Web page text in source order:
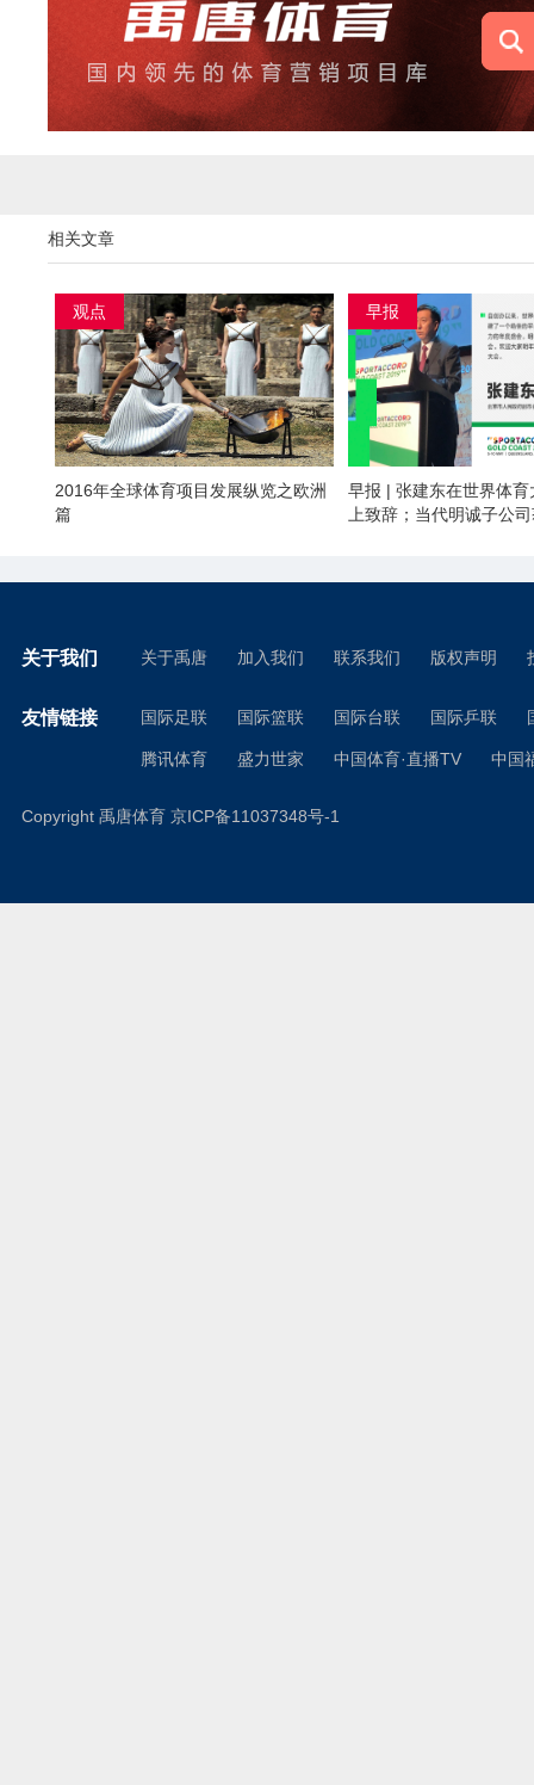
相关文章
观点
2016年全球体育项目发展纵览之欧洲
篇
早报
早报 | 张建东在世界体育
上致辞；当代明诚子公
关于我们 关于禹唐 加入我们 联系我们 版权声明
友情链接 国际足联 国际篮联 国际台联 国际乒联
腾讯体育 盛力世家 中国体育·直播TV 中国
Copyright 禹唐体育 京ICP备11037348号-1